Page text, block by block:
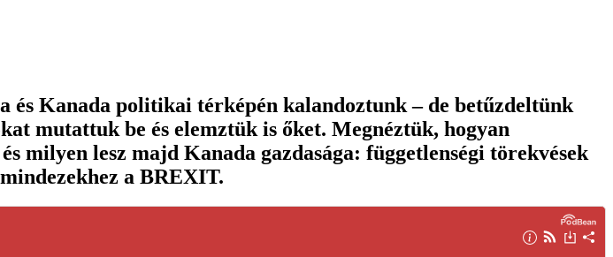
és Kanada politikai térképén kalandoztunk – de betűzdeltünk
mutattuk be és elemztük is őket. Megnéztük, hogyan
milyen lesz majd Kanada gazdasága: függetlenségi törekvések
a BREXIT.